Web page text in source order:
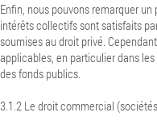
Enfin, nous pouvons remarquer
intérêts collectifs sont satisfaits
soumises au droit privé.
applicables, en particulier dans
des fonds publics.
3.1.2 Le droit commercial